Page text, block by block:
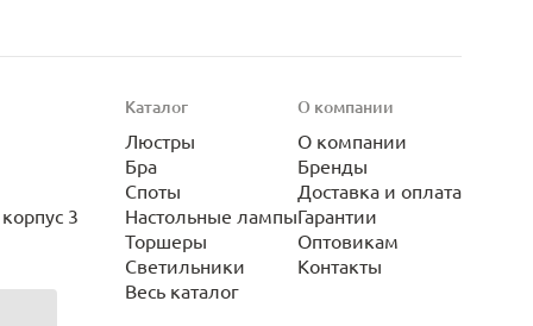
3
Каталог
Люстры
Бра
Споты
Настольные лампы
Торшеры
Светильники
Весь каталог
О компании
О компании
Бренды
Доставка и оплата
Гарантии
Оптовикам
Контакты